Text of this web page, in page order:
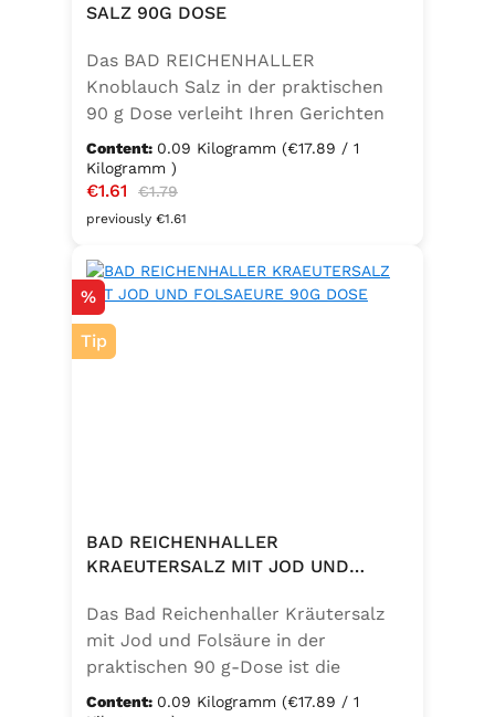
SALZ 90G DOSE
Das BAD REICHENHALLER
Knoblauch Salz in der praktischen
90 g Dose verleiht Ihren Gerichten
einen vollmundigen, aromatischen
Knoblauchgeschmack. Hergestellt
ohne Geschmacksverstärker, zu 100
% vegan und glutenfrei – ideal für
zum Würzen von Pasta, Fleisch,
Fisch, Gemüse und mediterranen
Speisen. Zutaten:Siedesalz, 10 %
Knoblauch, 5 % Kräuter und
Content: 0.09 Kilogramm (€17.89 / 1
Kilogramm )
Sale price:
€1.61 Regular price:
€1.79
previously €1.61
Discount
%
Tip
BAD REICHENHALLER
KRAEUTERSALZ MIT JOD UND
Das Bad Reichenhaller Kräutersalz
mit Jod und Folsäure in der
praktischen 90 g-Dose ist die
aromatische Würzmischung für eine
Content: 0.09 Kilogramm (€17.89 / 1